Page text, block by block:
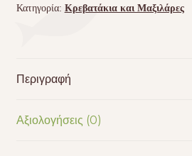
με
Κατηγορία: Κρεβατάκια και Μαξιλάρες
Περιγραφή
Αξιολογήσεις (0)